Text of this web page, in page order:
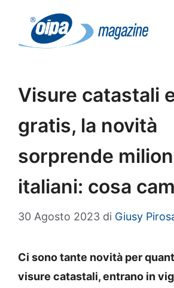
contenuto
Visure catastali
gratis, la novità
sorprende
italiani: cosa
30 Agosto 2023 di Giusy
Ci sono tante novità per
visure catastali, entrano in